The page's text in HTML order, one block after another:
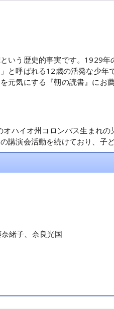
いう歴史的事実です。1929
と呼ばれる12歳の活発な少
元気にする『朝の読書』にお薦
ハイオ州コロンバス生まれ
講演会活動を続けており、子
緒子、奈良光国